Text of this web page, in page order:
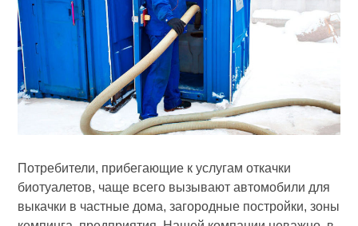
Потребители, прибегающие к услугам откачки
биотуалетов, чаще всего вызывают автомобили для
выкачки в частные дома, загородные постройки, зоны